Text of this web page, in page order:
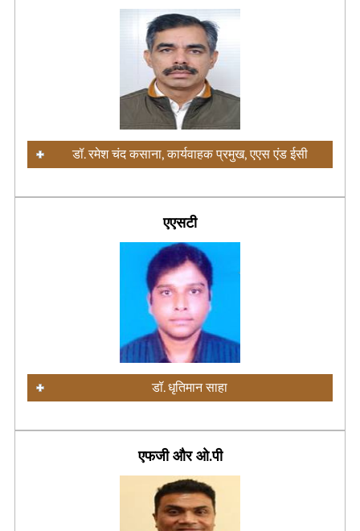
डॉ. रमेश चंद कसाना, कार्यवाहक प्रमुख, एएस एंड ईसी
एएसटी
डॉ. धृतिमान साहा
एफजी और ओ.पी